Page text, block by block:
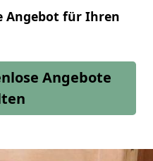
Angebot für Ihren
Angebote